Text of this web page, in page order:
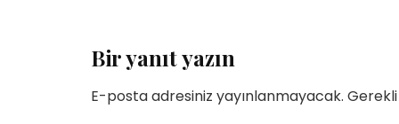
Bir yanıt yazın
E-posta adresiniz yayınlanmayacak.